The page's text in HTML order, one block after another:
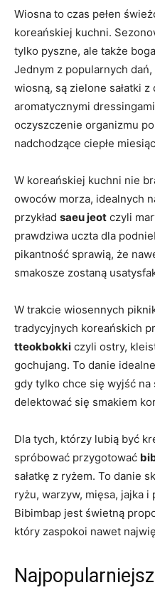
Wiosna to czas pełen
⁣koreańskiej kuchni.
tylko‌ pyszne, ale także
Jednym z popularnych
wiosną, są zielone sałatki
aromatycznymi
oczyszczenie⁤ organizmu
nadchodzące ciepłe
W⁣ koreańskiej kuchni nie
owoców morza,⁤ idealnych
przykład saeu⁣ jeot czyli
‍prawdziwa uczta dla
pikantność sprawią, że
smakosze zostaną​
W ​trakcie⁣ wiosennych⁣
tradycyjnych koreańskich
tteokbokki czyli ostry,
⁢gochujang. To danie
gdy tylko chce się wyjść
delektować się smakiem⁢
Dla tych, którzy lubią ⁤być
spróbować przygotować
‌sałatkę z ryżem.‌ To ⁤danie
ryżu, warzyw, mięsa, jajka
Bibimbap jest świetną
który ⁢zaspokoi nawet